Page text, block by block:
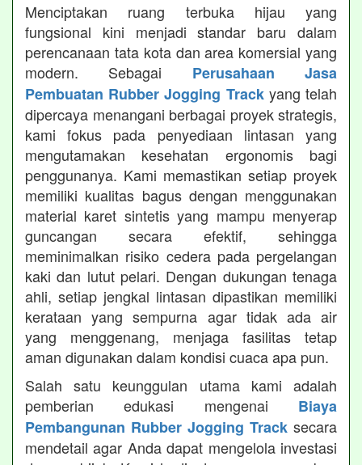
Menciptakan ruang terbuka hijau yang
fungsional kini menjadi standar baru dalam
perencanaan tata kota dan area komersial yang
modern. Sebagai Perusahaan Jasa
Pembuatan Rubber Jogging Trackyang telah
dipercaya menangani berbagai proyek strategis,
kami fokus pada penyediaan lintasan yang
mengutamakan kesehatan ergonomis bagi
penggunanya. Kami memastikan setiap proyek
memiliki kualitas bagus dengan menggunakan
material karet sintetis yang mampu menyerap
guncangan secara efektif, sehingga
meminimalkan risiko cedera pada pergelangan
kaki dan lutut pelari. Dengan dukungan tenaga
ahli, setiap jengkal lintasan dipastikan memiliki
kerataan yang sempurna agar tidak ada air
yang menggenang, menjaga fasilitas tetap
aman digunakan dalam kondisi cuaca apa pun.
Salah satu keunggulan utama kami adalah
pemberian edukasi mengenai Biaya
Pembangunan Rubber Jogging Track secara
mendetail agar Anda dapat mengelola investasi